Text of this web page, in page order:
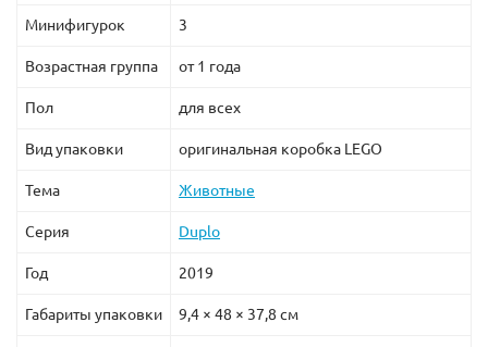
Минифигурок 3
Возрастная группа от 1 года
Пол для всех
Вид упаковки оригинальная коробка LEGO
Тема Животные
Серия Duplo
Год 2019
Габариты упаковки 9,4 × 48 × 37,8 см